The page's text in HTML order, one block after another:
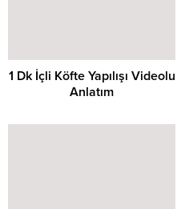
1 Dk İçli Köfte Yapılışı Videolu
Anlatım